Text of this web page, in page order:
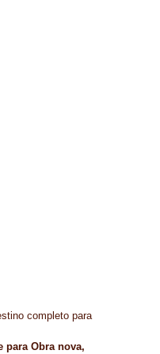
completo para
para Obra nova,